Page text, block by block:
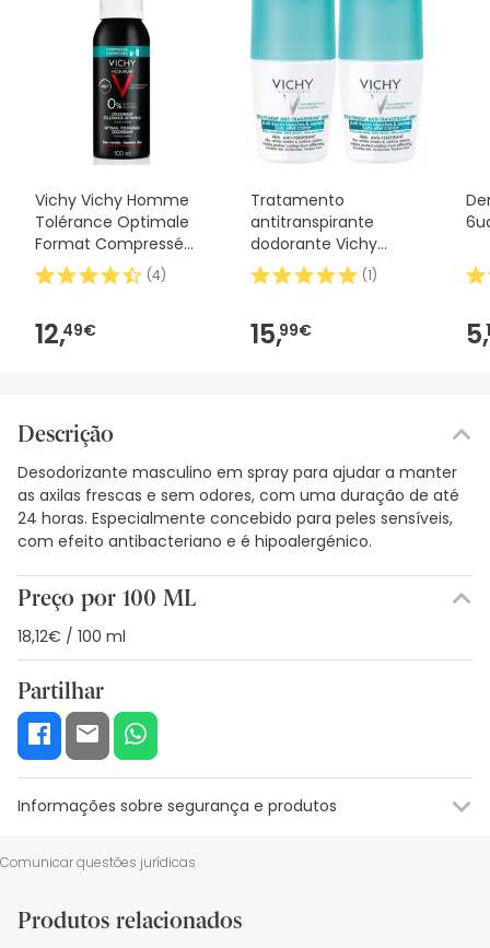
Vichy Vichy Homme
Tolérance Optimale
Format Compressé
100ml VICHY,
(4)
12,49€
Tratamento
antitranspirante
dodorante Vichy
tratamento
antitranspirante 48h
2x50ml
(1)
15,99€ 5,
Descrição
Desodorizante masculino em spray para ajudar a manter
as axilas frescas e sem odores, com uma duração de até
24 horas. Especialmente concebido para peles sensíveis,
com efeito antibacteriano e é hipoalergénico.
Preço por 100 ML
18,12€ / 100 ml
Partilhar
Informações sobre segurança e produtos
Recursos de segurança visual
De momento, não dispomos de imagens de segurança
Comunicar questões jurídicas
Produtos relacionados